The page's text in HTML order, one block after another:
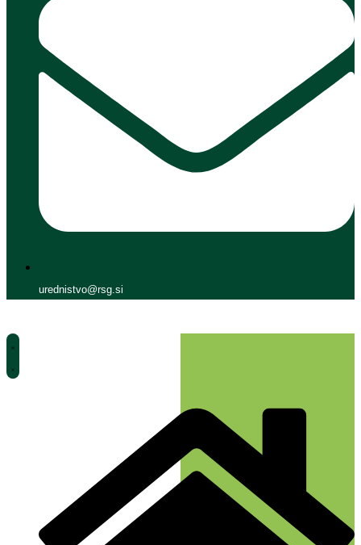
urednistvo@rsg.si